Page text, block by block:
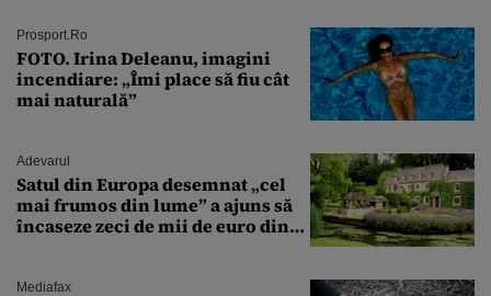
București. Pe ce dată ninge
Prosport.ro
FOTO. Irina Deleanu, imagini
incendiare: „Îmi place să fiu cât
mai naturală”
Adevarul
Satul din Europa desemnat „cel
mai frumos din lume” a ajuns să
încaseze zeci de mii de euro din
Mediafax